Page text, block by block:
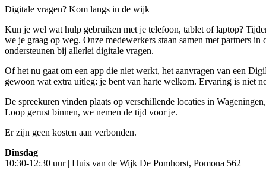
Digitale vragen? Kom langs in de wijk
Kun je wel wat hulp gebruiken met je telefoon, tablet of laptop?
we je graag op weg. Onze medewerkers staan samen met partners
ondersteunen bij allerlei digitale vragen.
Of het nu gaat om een app die niet werkt, het aanvragen van een
gewoon wat extra uitleg: je bent van harte welkom. Ervaring is niet
De spreekuren vinden plaats op verschillende locaties in
Loop gerust binnen, we nemen de tijd voor je.
Er zijn geen kosten aan verbonden.
Dinsdag
10:30-12:30 uur | Huis van de Wijk De Pomhorst, Pomona 562